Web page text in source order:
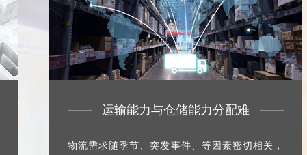
运输能力与仓储能力分配难
物流需求随季节、突发事件、等因素密切相关，